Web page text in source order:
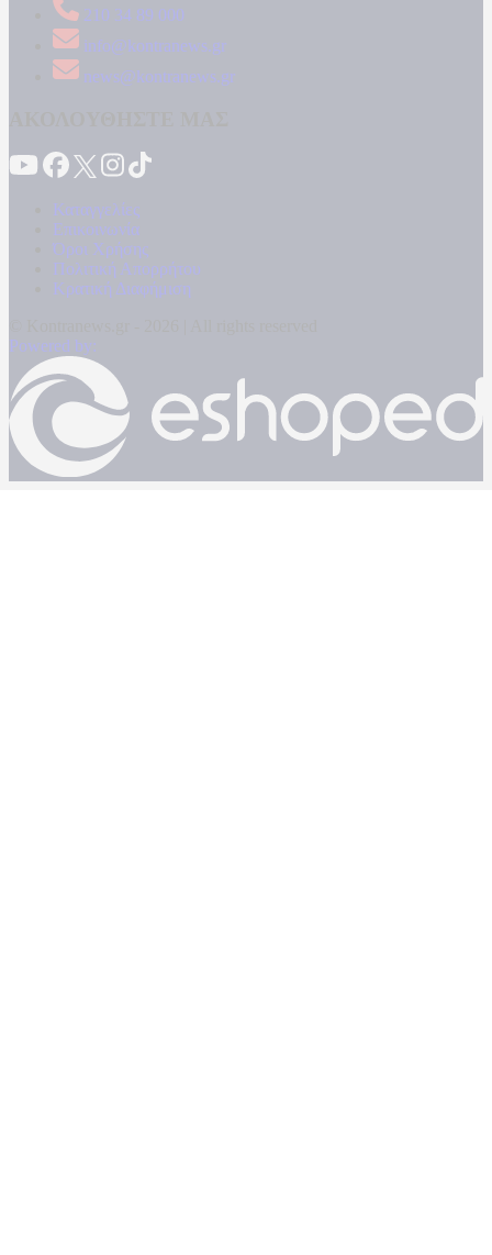
210 34 89 000
info@kontranews.gr
news@kontranews.gr
Καταγγελίες
Επικοινωνία
Όροι Χρήσης
Πολιτική Απορρήτου
Κρατική Διαφήμιση
Powered by: